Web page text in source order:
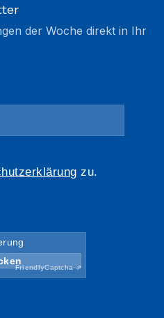
der Woche direkt in Ihr